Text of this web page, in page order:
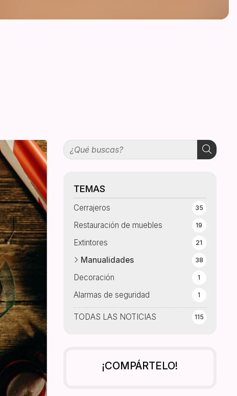
TEMAS
TODAS LAS NOTICIAS 115
Cerrajeros 35
Restauración de muebles 19
Extintores 21
Manualidades 38
Decoración 1
Alarmas de seguridad 1
¡COMPÁRTELO!